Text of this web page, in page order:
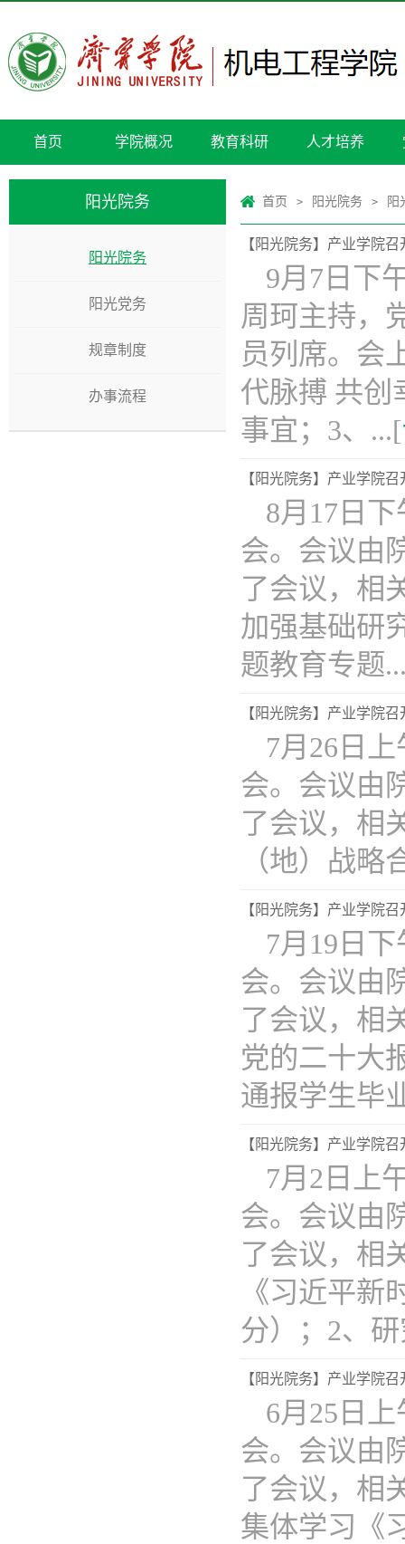
首页 学院概况 教育科研 人才培养
阳光院务
阳光院务
阳光党务
规章制度
办事流程
首页 > 阳光院务 > 阳
【阳光院务】产业学院
9月7日下
周珂主持，
员列席。会
代脉搏 共创
事宜；3、...[
【阳光院务】产业学院
8月17日
会。会议由
了会议，相
加强基础研
题教育专题
【阳光院务】产业学院
7月26日
会。会议由
了会议，相
（地）战
【阳光院务】产业学院
7月19日
会。会议由
了会议，相
党的二十大
通报学生毕
【阳光院务】产业学院
7月2日上
会。会议由
了会议，相
《习近平
分）；2、
【阳光院务】产业学院
6月25日
会。会议由
了会议，相
集体学习《